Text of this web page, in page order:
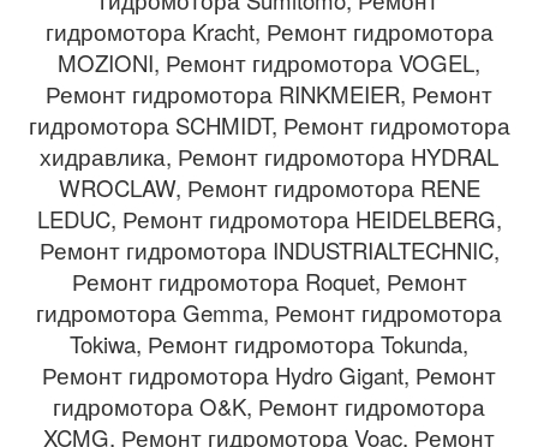
гидромотора Kracht, Ремонт гидромотора
MOZIONI, Ремонт гидромотора VOGEL,
Ремонт гидромотора RINKMEIER, Ремонт
гидромотора SCHMIDT, Ремонт гидромотора
хидравлика, Ремонт гидромотора HYDRAL
WROCLAW, Ремонт гидромотора RENE
LEDUC, Ремонт гидромотора HEIDELBERG,
Ремонт гидромотора INDUSTRIALTECHNIC,
Ремонт гидромотора Roquet, Ремонт
гидромотора Gemma, Ремонт гидромотора
Tokiwa, Ремонт гидромотора Tokunda,
Ремонт гидромотора Hydro Gigant, Ремонт
гидромотора O&K, Ремонт гидромотора
XCMG, Ремонт гидромотора Voac, Ремонт